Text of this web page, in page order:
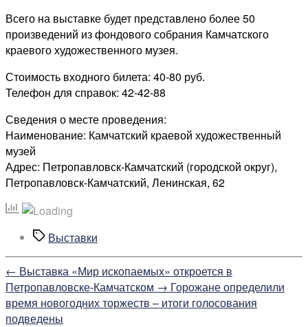
Всего на выставке будет представлено более 50
произведений из фондового собрания Камчатского
краевого художественного музея.
Стоимость входного билета: 40-80 руб.
Телефон для справок: 42-42-88
Сведения о месте проведения:
Наименование: Камчатский краевой художественный
музей
Адрес: Петропавловск-Камчатский (городской округ),
Петропавловск-Камчатский, Ленинская, 62
МеткиВыставки
← Выставка «Мир ископаемых» откроется в
Петропавловске-Камчатском → Горожане определили
время новогодних торжеств – итоги голосования
подведены